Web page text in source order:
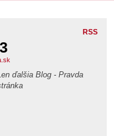
RSS
ďalšia Blog - Pravda